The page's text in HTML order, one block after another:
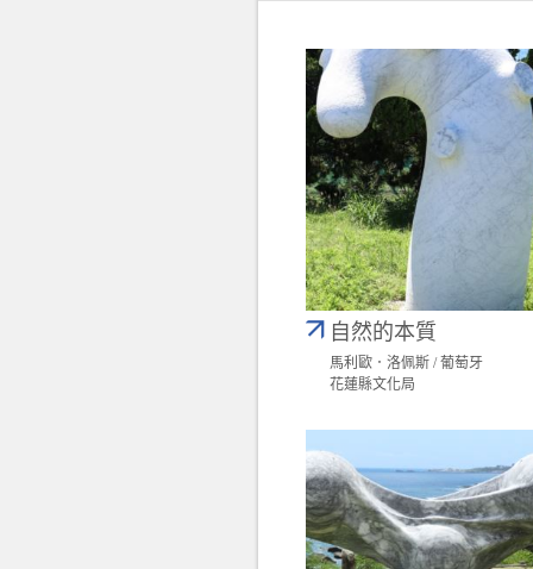
自然的本質
馬利歐．洛佩斯 / 葡萄牙
花蓮縣文化局